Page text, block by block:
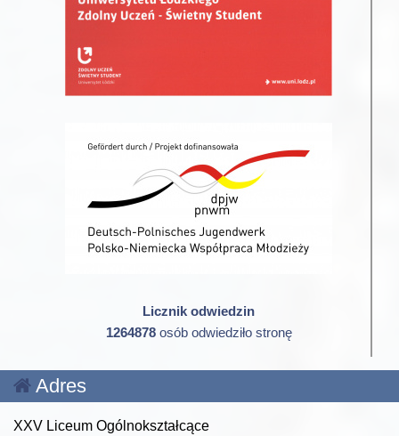
Licznik odwiedzin
1264878osób odwiedziło stronę
Adres
XXV Liceum Ogólnokształcące